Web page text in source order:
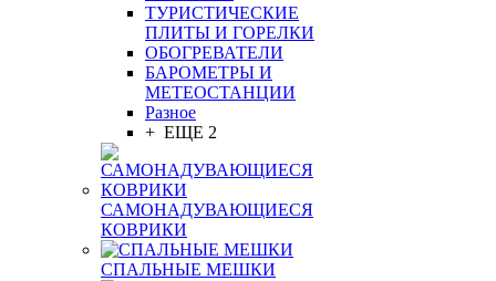
ТУРИСТИЧЕСКИЕ
ПЛИТЫ И ГОРЕЛКИ
ОБОГРЕВАТЕЛИ
БАРОМЕТРЫ И
МЕТЕОСТАНЦИИ
Разное
+ ЕЩЕ 2
САМОНАДУВАЮЩИЕСЯ
КОВРИКИ
СПАЛЬНЫЕ МЕШКИ